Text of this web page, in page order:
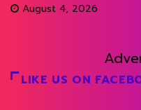
August 4, 2026
LIKE US ON